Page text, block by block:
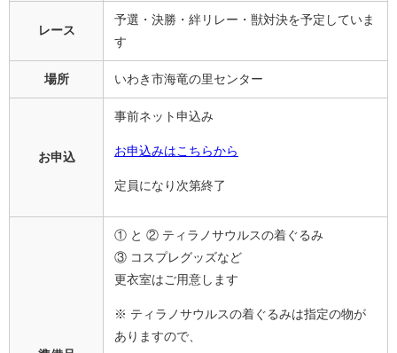
レース
予選・決勝・絆リレー・獣対決を予定していま
す
場所 いわき市海竜の里センター
お申込
事前ネット申込み
お申込みはこちらから
定員になり次第終了
① と ② ティラノサウルスの着ぐるみ
③ コスプレグッズなど
更衣室はご用意します
※ ティラノサウルスの着ぐるみは指定の物が
ありますので、